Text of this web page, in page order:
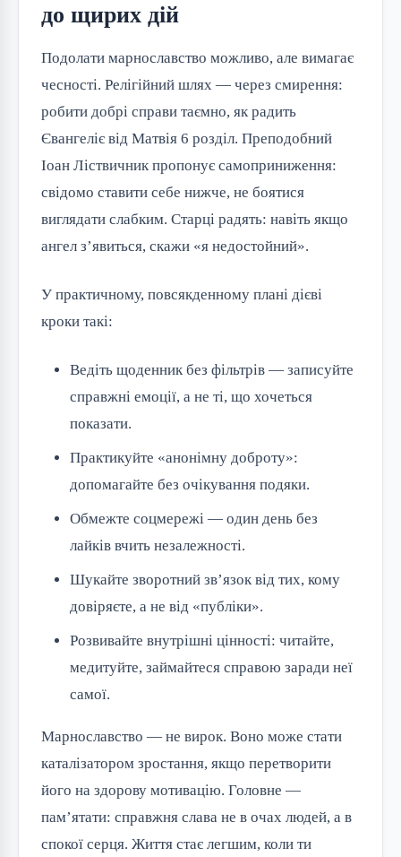
до щирих дій
Подолати марнославство можливо, але вимагає
чесності. Релігійний шлях — через смирення:
робити добрі справи таємно, як радить
Євангеліє від Матвія 6 розділ. Преподобний
Іоан Ліствичник пропонує самоприниження:
свідомо ставити себе нижче, не боятися
виглядати слабким. Старці радять: навіть якщо
ангел з’явиться, скажи «я недостойний».
У практичному, повсякденному плані дієві
кроки такі:
Ведіть щоденник без фільтрів — записуйте
справжні емоції, а не ті, що хочеться
показати.
Практикуйте «анонімну доброту»:
допомагайте без очікування подяки.
Обмежте соцмережі — один день без
лайків вчить незалежності.
Шукайте зворотний зв’язок від тих, кому
довіряєте, а не від «публіки».
Розвивайте внутрішні цінності: читайте,
медитуйте, займайтеся справою заради неї
самої.
Марнославство — не вирок. Воно може стати
каталізатором зростання, якщо перетворити
його на здорову мотивацію. Головне —
пам’ятати: справжня слава не в очах людей, а в
спокої серця. Життя стає легшим, коли ти